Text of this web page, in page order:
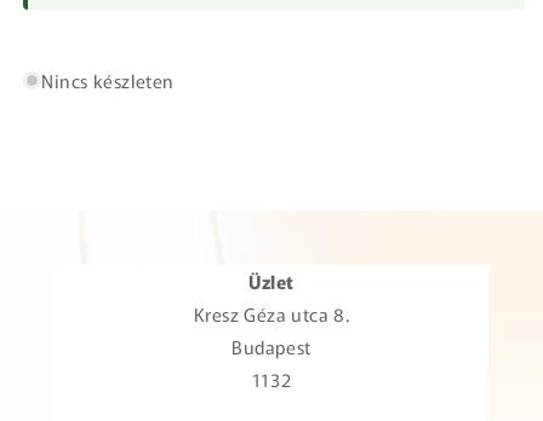
Nincs készleten
Üzlet
Kresz Géza utca 8.
Budapest
1132